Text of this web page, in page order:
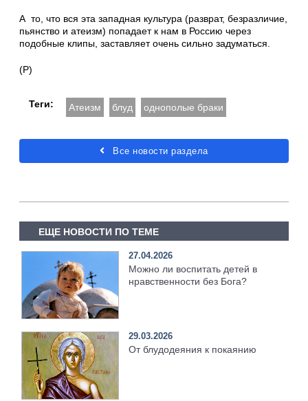
А то, что вся эта западная культура (разврат, безразличие,
пьянство и атеизм) попадает к нам в Россию через
подобные клипы, заставляет очень сильно задуматься.
(Р)
Теги: Атеизм блуд однополые браки
Все новости раздела
ЕЩЕ НОВОСТИ ПО ТЕМЕ
27.04.2026
Можно ли воспитать детей в
нравственности без Бога?
29.03.2026
От блудодеяния к покаянию